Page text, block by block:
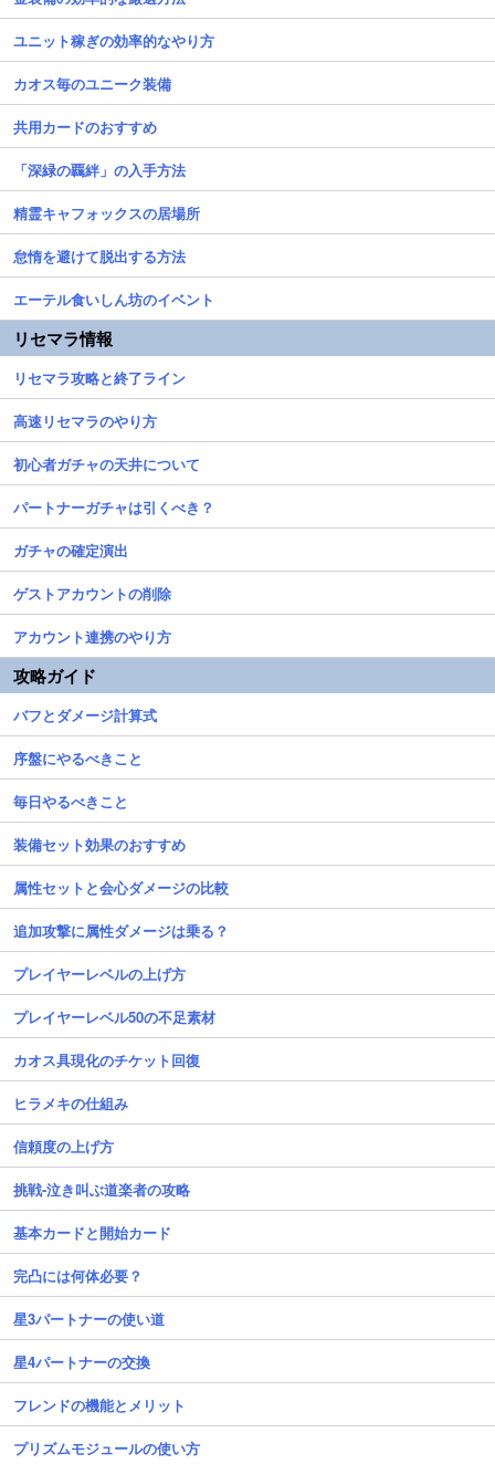
ユニット稼ぎの効率的なやり方
カオス毎のユニーク装備
共用カードのおすすめ
「深緑の覊絆」の入手方法
精霊キャフォックスの居場所
怠惰を避けて脱出する方法
エーテル食いしん坊のイベント
リセマラ情報
リセマラ攻略と終了ライン
高速リセマラのやり方
初心者ガチャの天井について
パートナーガチャは引くべき？
ガチャの確定演出
ゲストアカウントの削除
アカウント連携のやり方
攻略ガイド
バフとダメージ計算式
序盤にやるべきこと
毎日やるべきこと
装備セット効果のおすすめ
属性セットと会心ダメージの比較
追加攻撃に属性ダメージは乗る？
プレイヤーレベルの上げ方
プレイヤーレベル50の不足素材
カオス具現化のチケット回復
ヒラメキの仕組み
信頼度の上げ方
挑戦-泣き叫ぶ道楽者の攻略
基本カードと開始カード
完凸には何体必要？
星3パートナーの使い道
星4パートナーの交換
フレンドの機能とメリット
プリズムモジュールの使い方